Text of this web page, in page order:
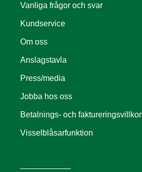
Vanliga frågor och svar
Kundservice
Om oss
Anslagstavla
Press/media
Jobba hos oss
Betalnings- och faktureringsvillkor
Visselblåsarfunktion